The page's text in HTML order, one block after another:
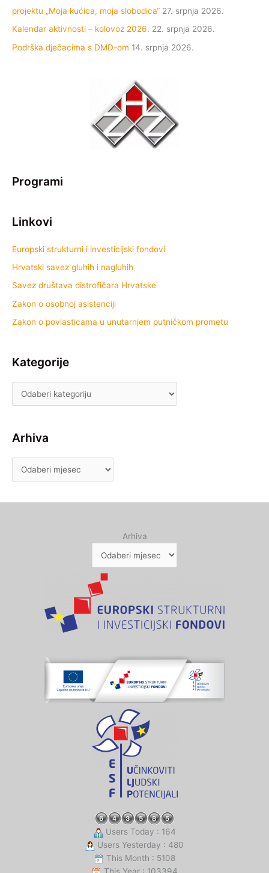
projektu „Moja kućica, moja slobodica“ 27. srpnja 2026.
Kalendar aktivnosti – kolovoz 2026. 22. srpnja 2026.
Podrška dječacima s DMD-om 14. srpnja 2026.
Programi
Linkovi
Europski strukturni i investicijski fondovi
Hrvatski savez gluhih i nagluhih
Savez društava distrofičara Hrvatske
Zakon o osobnoj asistenciji
Zakon o povlasticama u unutarnjem putničkom prometu
Kategorije
Arhiva
Arhiva
Users Today : 164
Users Yesterday : 480
This Month : 5108